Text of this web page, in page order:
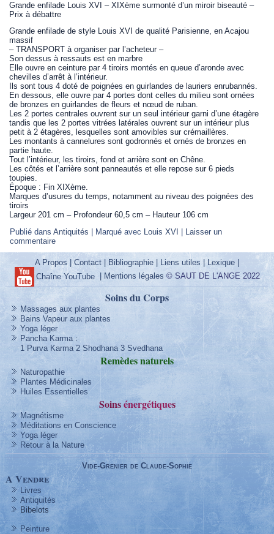
Grande enfilade Louis XVI – XIXème surmonté d’un miroir biseauté –
Prix à débattre
Grande enfilade de style Louis XVI de qualité Parisienne, en Acajou
massif
– TRANSPORT à organiser par l’acheteur –
Son dessus à ressauts est en marbre
Elle ouvre en ceinture par 4 tiroirs montés en queue d’aronde avec
chevilles d’arrêt à l’intérieur.
Ils sont tous 4 doté de poignées en guirlandes de lauriers enrubannés.
En dessous, elle ouvre par 4 portes dont celles du milieu sont ornées
de bronzes en guirlandes de fleurs et nœud de ruban.
Les 2 portes centrales ouvrent sur un seul intérieur garni d’une étagère
tandis que les 2 portes vitrées latérales ouvrent sur un intérieur plus
petit à 2 étagères, lesquelles sont amovibles sur crémaillères.
Les montants à cannelures sont godronnés et ornés de bronzes en
partie haute.
Tout l’intérieur, les tiroirs, fond et arrière sont en Chêne.
Les côtés et l’arrière sont panneautés et elle repose sur 6 pieds
toupies.
Époque : Fin XIXème.
Marques d’usures du temps, notamment au niveau des poignées des
tiroirs
Largeur 201 cm – Profondeur 60,5 cm – Hauteur 106 cm
Publié dans Antiquités Marqué avec Louis XVI
Laisser un
commentaire
A Propos |Contact Bibliographie Liens utiles Lexique
Chaîne YouTube| Mentions légales © SAUT DE L'ANGE 2022
Soins du Corps
Massages aux plantes
Bains Vapeur aux plantes
Yoga léger
Pancha Karma:
1 Purva Karma 2 Shodhana 3 Svedhana
Remèdesnaturels
Naturopathie
Plantes Médicinales
Huiles Essentielles
Soinsénergétiques
Magnétisme
Méditations en Conscience
Yoga léger
Retour à la Nature
Vide-Grenier de Claude-Sophie
A Vendre
Livres
Antiquités
Bibelots
Peinture